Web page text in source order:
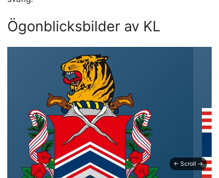
Ögonblicksbilder av KL